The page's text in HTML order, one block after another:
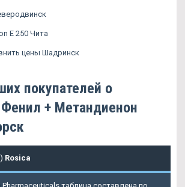
E 250 Чита
цены Шадринск
покупателей о
+ Метандиенон
Rosica